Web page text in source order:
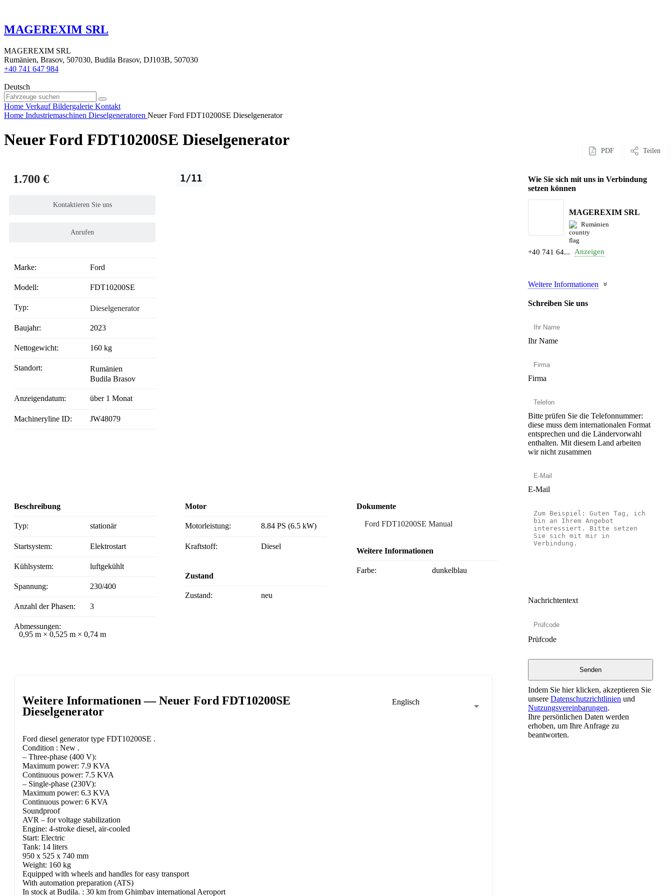
MAGEREXIM SRL
MAGEREXIM SRL
Rumänien, Brasov, 507030, Budila Brasov, DJ103B, 507030
+40 741 647 984
Deutsch
Home Verkauf Bildergalerie Kontakt
Home Industriemaschinen Dieselgeneratoren Neuer Ford FDT10200SE Dieselgenerator
Neuer Ford FDT10200SE Dieselgenerator
PDF Teilen
1/11
1.700 €
Kontaktieren Sie uns
Anrufen
Marke: Ford
Modell: FDT10200SE
Typ: Dieselgenerator
Baujahr: 2023
Nettogewicht: 160 kg
Standort:
Rumänien
Budila Brasov
Anzeigendatum: über 1 Monat
Machineryline ID: JW48079
Beschreibung
Typ: stationär
Startsystem: Elektrostart
Kühlsystem: luftgekühlt
Spannung: 230/400
Anzahl der Phasen: 3
Abmessungen:
0,95 m × 0,525 m × 0,74 m
Motor
Motorleistung: 8.84 PS (6.5 kW)
Kraftstoff: Diesel
Zustand
Zustand: neu
Dokumente
Ford FDT10200SE Manual
Weitere Informationen
Farbe: dunkelblau
Weitere Informationen — Neuer Ford FDT10200SE
Dieselgenerator
Englisch
Ford diesel generator type FDT10200SE .
Condition : New .
– Three-phase (400 V):
Maximum power: 7.9 KVA
Continuous power: 7.5 KVA
– Single-phase (230V):
Maximum power: 6.3 KVA
Continuous power: 6 KVA
Soundproof
AVR – for voltage stabilization
Engine: 4-stroke diesel, air-cooled
Start: Electric
Tank: 14 liters
950 x 525 x 740 mm
Weight: 160 kg
Equipped with wheels and handles for easy transport
With automation preparation (ATS)
In stock at Budila. : 30 km from Ghimbav international Aeroport
Wie Sie sich mit uns in Verbindung
setzen können
MAGEREXIM SRL
Rumänien
+40 741 64... Anzeigen
Weitere Informationen
Schreiben Sie uns
Ihr Name
Firma
Bitte prüfen Sie die Telefonnummer:
diese muss dem internationalen Format
entsprechen und die Ländervorwahl
enthalten. Mit diesem Land arbeiten
wir nicht zusammen
E-Mail
Nachrichtentext
Prüfcode
Indem Sie hier klicken, akzeptieren Sie
unsere Datenschutzrichtlinien und
Nutzungsvereinbarungen.
Ihre persönlichen Daten werden
erhoben, um Ihre Anfrage zu
beantworten.